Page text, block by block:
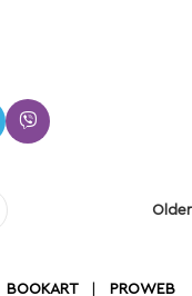
Older
BOOKART| PROWEB